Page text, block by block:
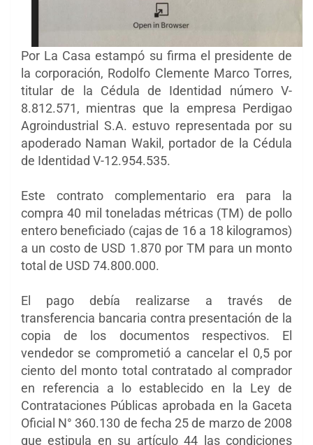
Por La Casa estampó su firma el presidente de
la corporación, Rodolfo Clemente Marco Torres,
titular de la Cédula de Identidad número V-
8.812.571, mientras que la empresa Perdigao
Agroindustrial S.A. estuvo representada por su
apoderado Naman Wakil, portador de la Cédula
de Identidad V-12.954.535.
Este contrato complementario era para la
compra 40 mil toneladas métricas (TM) de pollo
entero beneficiado (cajas de 16 a 18 kilogramos)
a un costo de USD 1.870 por TM para un monto
total de USD 74.800.000.
El pago debía realizarse a través de
transferencia bancaria contra presentación de la
copia de los documentos respectivos. El
vendedor se comprometió a cancelar el 0,5 por
ciento del monto total contratado al comprador
en referencia a lo establecido en la Ley de
Contrataciones Públicas aprobada en la Gaceta
Oficial N° 360.130 de fecha 25 de marzo de 2008
que estipula en su artículo 44 las condiciones